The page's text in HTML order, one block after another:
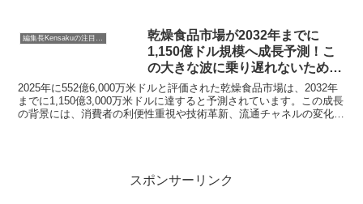
乾燥食品市場が2032年までに
1,150億ドル規模へ成長予測！こ
の大きな波に乗り遅れないための
市場動向レポートをご紹介します
2025年に552億6,000万米ドルと評価された乾燥食品市場は、2032年
までに1,150億3,000万米ドルに達すると予測されています。この成長
の背景には、消費者の利便性重視や技術革新、流通チャネルの変化が
スポンサーリンク